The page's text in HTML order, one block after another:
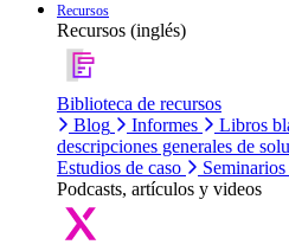
Recursos
Recursos (inglés)
Biblioteca de recursos
Blog
Informes Libros
descripciones generales de
Estudios de caso
Podcasts, artículos y videos